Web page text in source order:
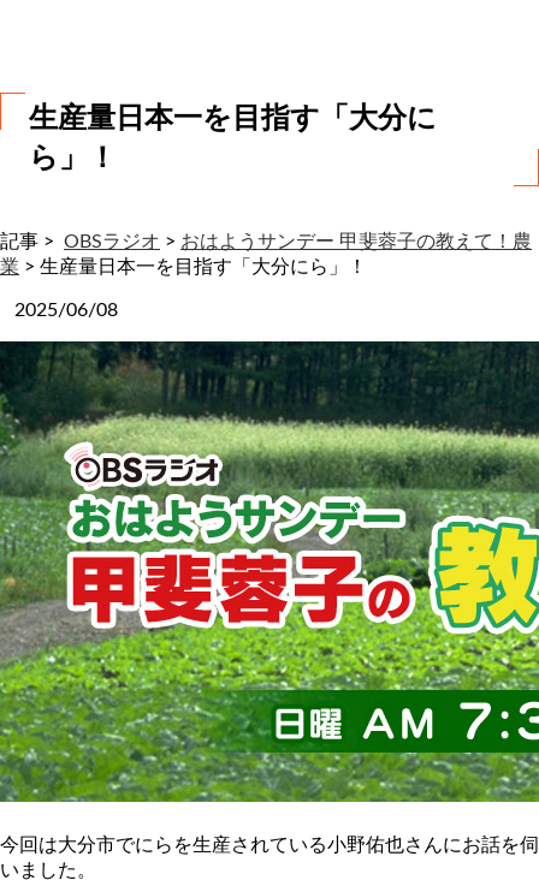
生産量日本一を目指す「大分に
ら」！
記事 > OBSラジオ > おはようサンデー 甲斐蓉子の教えて！農
業 > 生産量日本一を目指す「大分にら」！
2025/06/08
今回は大分市でにらを生産されている小野佑也さんにお話を伺
いました。